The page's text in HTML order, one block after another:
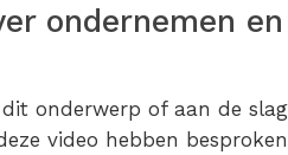
ondernemen en
onderwerp of aan de slag
video hebben